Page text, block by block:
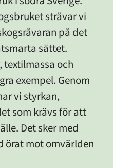
strävar vi
på det
sättet.
textilmassa och
exempel. Genom
vi styrkan,
som krävs för att
Det sker med
örat mot omvärlden